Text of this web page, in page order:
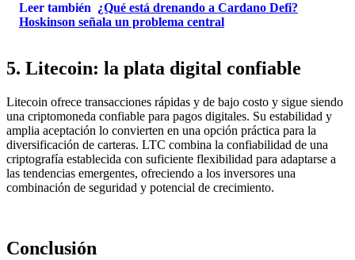
Leer también ¿Qué está drenando a Cardano Defi?
Hoskinson señala un problema central
5. Litecoin: la plata digital confiable
Litecoin ofrece transacciones rápidas y de bajo costo y sigue siendo
una criptomoneda confiable para pagos digitales. Su estabilidad y
amplia aceptación lo convierten en una opción práctica para la
diversificación de carteras. LTC combina la confiabilidad de una
criptografía establecida con suficiente flexibilidad para adaptarse a
las tendencias emergentes, ofreciendo a los inversores una
combinación de seguridad y potencial de crecimiento.
Conclusión